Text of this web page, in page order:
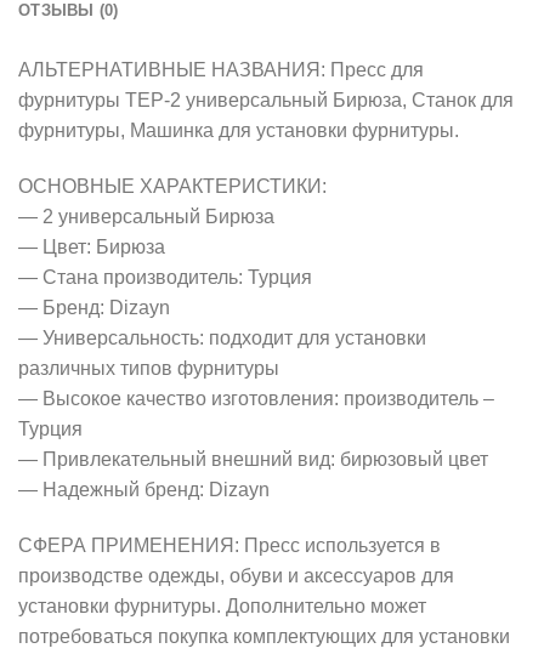
ОТЗЫВЫ (0)
АЛЬТЕРНАТИВНЫЕ НАЗВАНИЯ: Пресс для
фурнитуры ТЕР-2 универсальный Бирюза, Станок для
фурнитуры, Машинка для установки фурнитуры.
ОСНОВНЫЕ ХАРАКТЕРИСТИКИ:
— 2 универсальный Бирюза
— Цвет: Бирюза
— Стана производитель: Турция
— Бренд: Dizayn
— Универсальность: подходит для установки
различных типов фурнитуры
— Высокое качество изготовления: производитель –
Турция
— Привлекательный внешний вид: бирюзовый цвет
— Надежный бренд: Dizayn
СФЕРА ПРИМЕНЕНИЯ: Пресс используется в
производстве одежды, обуви и аксессуаров для
установки фурнитуры. Дополнительно может
потребоваться покупка комплектующих для установки